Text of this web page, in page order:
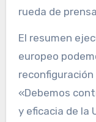
rueda de
El resumen
europeo
«Debemos
y eficacia de la